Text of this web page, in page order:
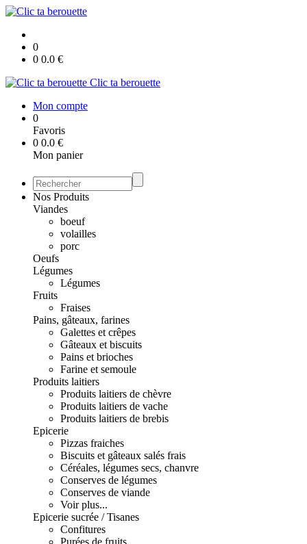
0
0 0.0 €
Clic ta berouette
Mon compte
0
Favoris
0 0.0 €
Mon panier
Nos Produits
Viandes
boeuf
volailles
porc
Oeufs
Légumes
Légumes
Fruits
Fraises
Pains, gâteaux, farines
Galettes et crêpes
Gâteaux et biscuits
Pains et brioches
Farine et semoule
Produits laitiers
Produits laitiers de chèvre
Produits laitiers de vache
Produits laitiers de brebis
Epicerie
Pizzas fraiches
Biscuits et gâteaux salés frais
Céréales, légumes secs, chanvre
Conserves de légumes
Conserves de viande
Voir plus...
Epicerie sucrée / Tisanes
Confitures
Purées de fruits